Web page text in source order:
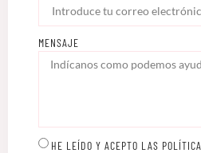
MENSAJE
HE LEÍDO Y ACEPTO LAS